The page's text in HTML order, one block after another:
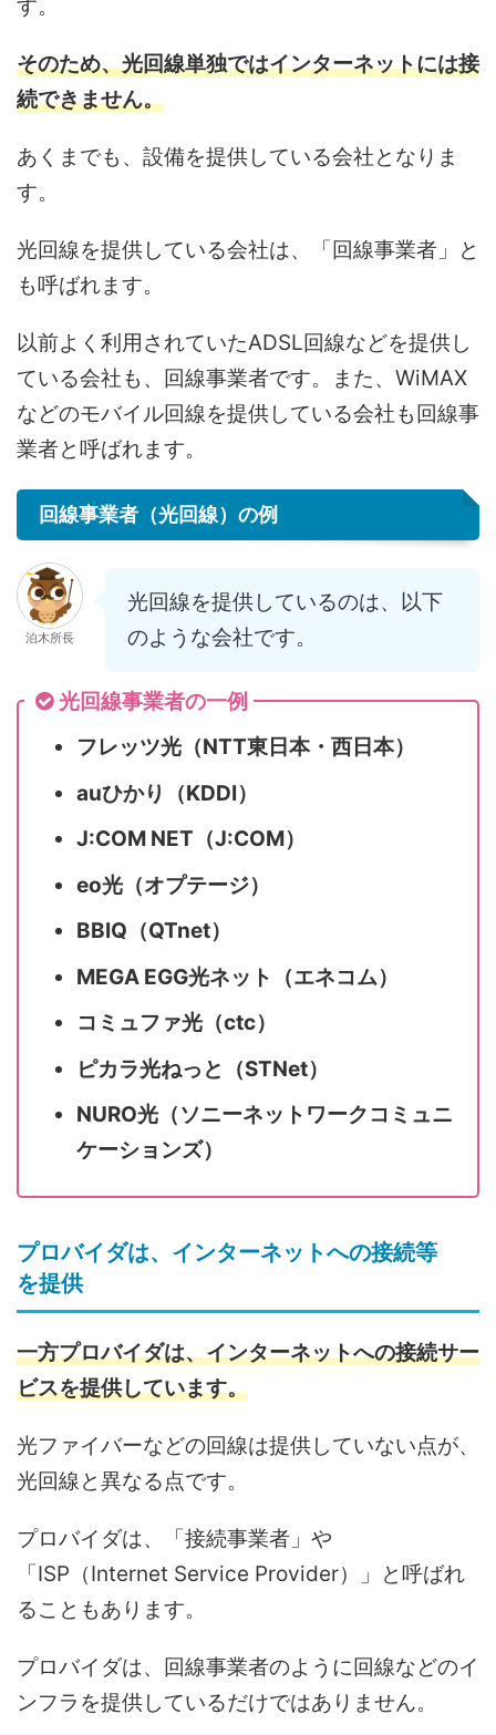
す。
そのため、光回線単独ではインターネットには接
続できません。
あくまでも、設備を提供している会社となりま
す。
光回線を提供している会社は、「回線事業者」と
も呼ばれます。
以前よく利用されていたADSL回線などを提供し
ている会社も、回線事業者です。また、WiMAX
などのモバイル回線を提供している会社も回線事
業者と呼ばれます。
回線事業者（光回線）の例
泊木所長
光回線を提供しているのは、以下
のような会社です。
光回線事業者の一例
フレッツ光（NTT東日本・西日本）
auひかり（KDDI）
J:COM NET（J:COM）
eo光（オプテージ）
BBIQ（QTnet）
MEGA EGG光ネット（エネコム）
コミュファ光（ctc）
ピカラ光ねっと（STNet）
NURO光（ソニーネットワークコミュニ
ケーションズ）
プロバイダは、インターネットへの接続等
を提供
一方プロバイダは、インターネットへの接続サー
ビスを提供しています。
光ファイバーなどの回線は提供していない点が、
光回線と異なる点です。
プロバイダは、「接続事業者」や
「ISP（Internet Service Provider）」と呼ばれ
ることもあります。
プロバイダは、回線事業者のように回線などのイ
ンフラを提供しているだけではありません。